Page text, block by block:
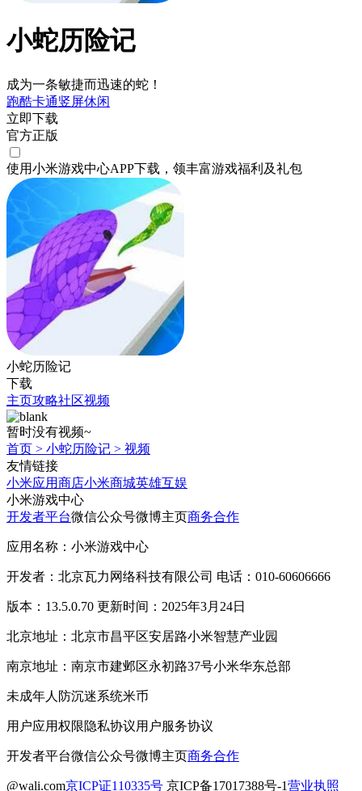
小蛇历险记
成为一条敏捷而迅速的蛇！
跑酷卡通竖屏休闲
立即下载
官方正版
使用小米游戏中心APP下载 ，领丰富游戏福利 及礼包
小蛇历险记
下载
主页攻略社区视频
暂时没有视频~
首页 > 小蛇历险记 > 视频
友情链接
小米应用商店小米商城英雄互娱
小米游戏中心
开发者平台微信公众号微博主页商务合作
应用名称：小米游戏中心
开发者：北京瓦力网络科技有限公司 电话：010-60606666
版本：13.5.0.70 更新时间：2025年3月24日
北京地址：北京市昌平区安居路小米智慧产业园
南京地址：南京市建邺区永初路37号小米华东总部
未成年人防沉迷系统米币
用户应用权限隐私协议用户服务协议
开发者平台微信公众号微博主页商务合作
@wali.com京ICP证110335号 京ICP备17017388号-1营业执照